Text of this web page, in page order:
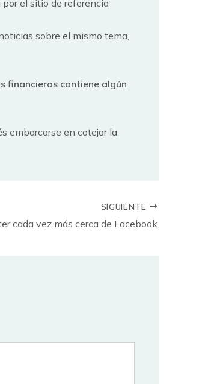
el sitio de referencia
sobre el mismo tema,
financieros contiene algún
embarcarse en cotejar la
SIGUIENTE
cada vez más cerca de Facebook